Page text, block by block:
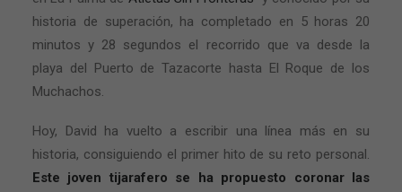
historia de superación, ha completado en 5 horas 20
minutos y 28 segundos el recorrido que va desde la
playa del Puerto de Tazacorte hasta El Roque de los
Muchachos.
Hoy, David ha vuelto a escribir una línea más en su
historia, consiguiendo el primer hito de su reto personal.
Este joven tijarafero se ha propuesto coronar las